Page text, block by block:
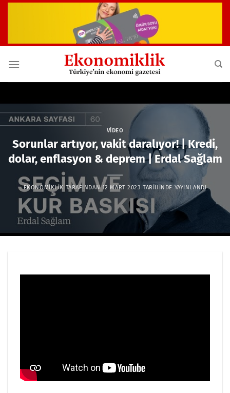
VIDEO
Sorunlar artıyor, vakit daralıyor! | Kredi,
dolar, enflasyon & deprem | Erdal Sağlam
EKONOMIKLIK TARAFINDAN 12 MART 2023 TARIHINDE YAYINLANDI